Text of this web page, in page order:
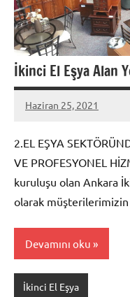
İkinci El Eşya Alan
Haziran 25, 2021
admin
2.EL EŞYA
VE PROFESYONEL
kuruluşu olan Ankara
olarak
Devamını oku
İkinci El Eşya